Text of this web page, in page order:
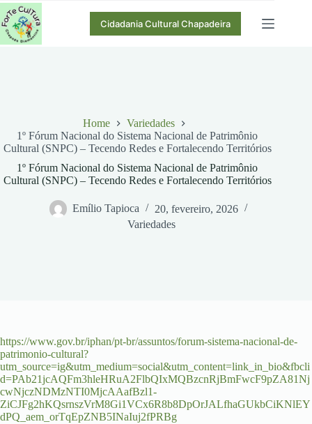
Pular
para
o
conteúdo
Cidadania Cultural Chapadeira
Home
Variedades
1º Fórum Nacional do Sistema Nacional de Patrimônio
Cultural (SNPC) – Tecendo Redes e Fortalecendo Territórios
1º Fórum Nacional do Sistema Nacional de Patrimônio
Cultural (SNPC) – Tecendo Redes e Fortalecendo Territórios
Emílio Tapioca
20, fevereiro, 2026
Variedades
https://www.gov.br/iphan/pt-br/assuntos/forum-sistema-nacional-de-
patrimonio-cultural?
utm_source=ig&utm_medium=social&utm_content=link_in_bio&fbcli
d=PAb21jcAQFm3hleHRuA2FlbQIxMQBzcnRjBmFwcF9pZA81Nj
cwNjczNDMzNTI0MjcAAafBzl1-
ZiCJFg2hKQsrnszVrM8Gi1VCx6R8b8DpOrJALfhaGUkbCiKNlEY
dPQ_aem_orTqEpZNB5INaIuj2fPRBg